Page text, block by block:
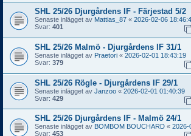
SHL 25/26 Djurgårdens IF - Färjestad 5/2
Senaste inlägget av Mattias_87 « 2026-02-06
Svar: 401
SHL 25/26 Malmö - Djurgårdens IF 31/1
Senaste inlägget av Praetori « 2026-02-01 18:43:19
Svar: 379
SHL 25/26 Rögle - Djurgårdens IF 29/1
Senaste inlägget av Janzoo « 2026-02-01 01:40:39
Svar: 429
SHL 25/26 Djurgårdens IF - Malmö 24/1
Senaste inlägget av BOMBOM BOUCHARD « 2026-
Svar: 453